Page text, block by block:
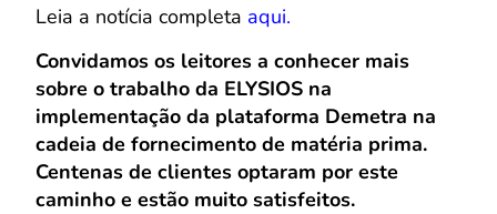
Leia a notícia completa aqui.
Convidamos os leitores a conhecer mais
sobre o trabalho da ELYSIOS na
implementação da plataforma Demetra na
cadeia de fornecimento de matéria prima.
Centenas de clientes optaram por este
caminho e estão muito satisfeitos.